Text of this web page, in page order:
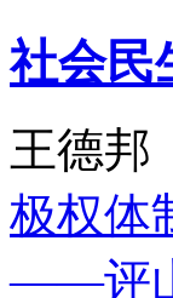
社会民
王德邦
极权体
——评